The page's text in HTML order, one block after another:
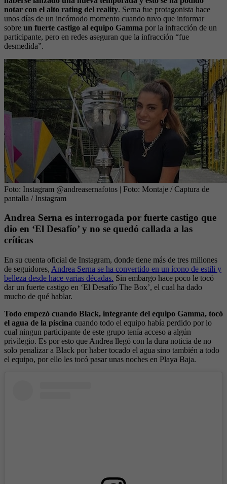
notar con el alto rating del reality. Serna fue protagonista hace
unos días de un incómodo momento cuando tuvo que informar
sobre un fuerte castigo al equipo Gamma por la infracción de un
participante, pero en redes aseguran que la infracción “fue
desmedida”.
Foto: Instagram @andreasernafotos | Foto: Montaje / Captura de
pantalla / Instagram
Andrea Serna es interrogada por fuerte castigo que
dio en ‘El Desafío’ y no se quedó callada a las
críticas
En su cuenta oficial de Instagram, donde tiene más de tres millones
de seguidores, Andrea Serna se ha convertido en un ícono de estili y
belleza desde hace varias décadas. Sin embargo hace poco le tocó
dar un fuerte castigo en ‘El Desafío The Box’, el cual ha dado
mucho de qué hablar.
Todo empezó cuando Black, integrante del equipo Gamma, tocó
el agua de la piscina cuando todo el equipo había perdido por lo
cual ningun participante de este grupo tenía acceso a algún
privilegio. Es por esto que Andrea llegó con la dura noticia de no
solo penalizar a Black por haber tocado el agua sino también a todo
el equipo, por ello les tocó pasar unas noches en Playa Baja.